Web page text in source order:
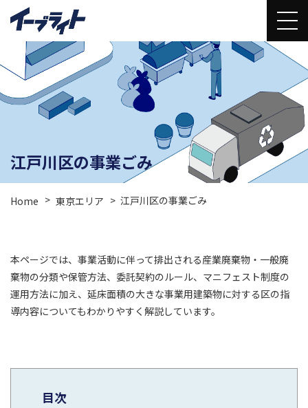
江戸川区の事業ごみ
Home 東京エリア 江戸川区の事業ごみ
本ページでは、事業活動に伴って排出される産業廃棄物・一般廃
棄物の分類や保管方法、委託契約のルール、マニフェスト制度の
運用方法に加え、延床面積の大きな事業用建築物に対する区の指
導内容についてもわかりやすく解説しています。
目次